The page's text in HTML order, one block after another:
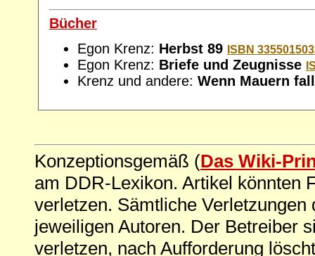
Bücher
Egon Krenz: Herbst 89 ISBN
Egon Krenz: Briefe und Zeugnisse
Krenz und andere: Wenn Mauern
Konzeptionsgemäß (Das Wiki-
am DDR-Lexikon. Artikel könnten
verletzen. Sämtliche
jeweiligen Autoren. Der Betreiber
verletzen, nach Aufforderung